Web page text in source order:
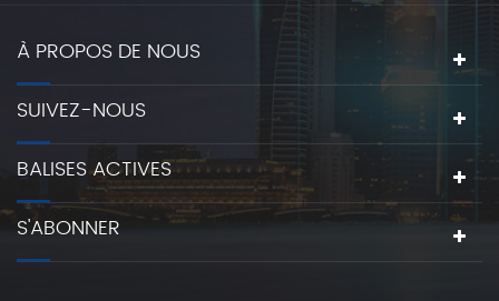
À PROPOS DE NOUS
SUIVEZ-NOUS
BALISES ACTIVES
S'ABONNER